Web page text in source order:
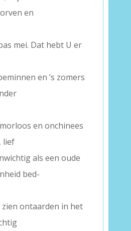
en
mei. Dat hebt U er
en ’s zomers
en onchinees
lief
als een oude
bed-
ontaarden in het